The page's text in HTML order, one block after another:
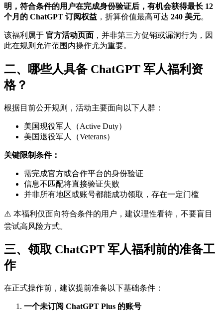
明，符合条件的用户在完成身份验证后，有机会获得最长 12
个月的 ChatGPT 订阅权益 ，折算价值最高可达 240 美元。
该福利属于 官方活动页面 ，并非第三方促销或漏洞行为，因
此在规则允许范围内操作尤为重要。
二、哪些人具备 ChatGPT 军人福利资
格？
根据目前公开规则，活动主要面向以下人群：
美国现役军人（Active Duty）
美国退役军人（Veterans）
关键限制条件：
需完成官方或合作平台的身份验证
信息不匹配将直接验证失败
并非所有地区或账号都能成功领取，存在一定门槛
⚠️ 本福利仅面向符合条件的用户，建议理性看待，不要盲目
尝试高风险方式。
三、领取 ChatGPT 军人福利前的准备工
作
在正式操作前，建议提前准备以下基础条件：
一个未订阅 ChatGPT Plus 的账号